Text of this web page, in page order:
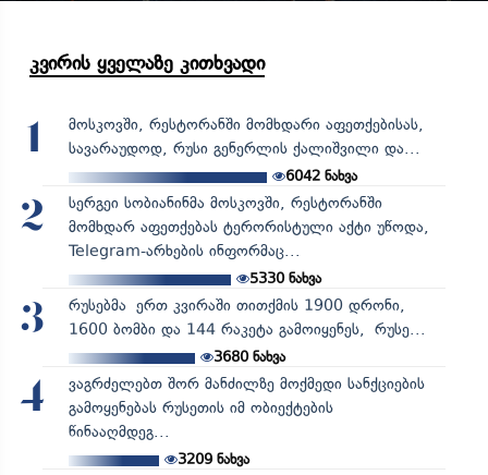
კვირის ყველაზე კითხვადი
1
მოსკოვში, რესტორანში მომხდარი აფეთქებისას,
სავარაუდოდ, რუსი გენერლის ქალიშვილი და...
6042 ნახვა
2
სერგეი სობიანინმა მოსკოვში, რესტორანში
მომხდარ აფეთქებას ტერორისტული აქტი უწოდა,
Telegram-არხების ინფორმაც...
5330ნახვა
3
რუსებმა ერთ კვირაში თითქმის 1900 დრონი,
1600 ბომბი და 144 რაკეტა გამოიყენეს, რუსე...
3680ნახვა
4
ვაგრძელებთ შორ მანძილზე მოქმედი სანქციების
გამოყენებას რუსეთის იმ ობიექტების
წინააღმდეგ...
3209ნახვა